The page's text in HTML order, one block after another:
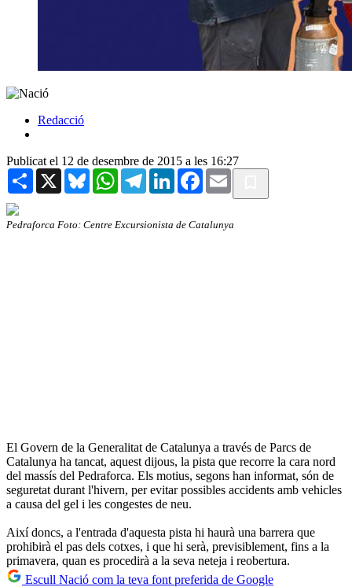
Redacció
Publicat el 12 de desembre de 2015 a les 16:27
Share X BlueskyWhatsAppTelegramLinkedInFacebook
Email
Pedraforca Foto: Centre Excursionista de Catalunya
El Govern de la Generalitat de Catalunya a través de Parcs de
Catalunya ha tancat, aquest dijous, la pista que recorre la cara nord
del massís del Pedraforca. Els motius, segons han informat, són de
seguretat durant l'hivern, per evitar possibles accidents amb vehicles
a causa del gel i les congestes de neu.
Així doncs, a l'entrada d'aquesta pista hi haurà una barrera que
prohibirà el pas dels cotxes, i que hi serà, previsiblement, fins a la
primavera, quan es procedirà a la seva neteja i reobertura.
Escull Nació com la teva font preferida de Google